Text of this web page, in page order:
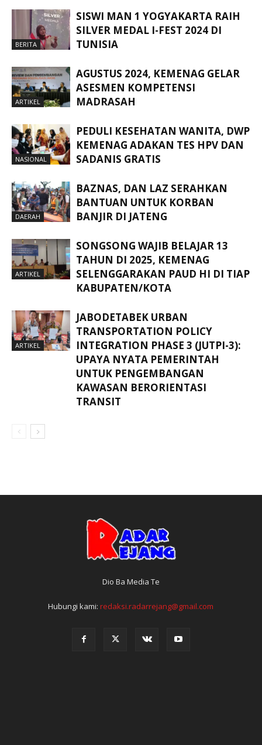
BERITA
SISWI MAN 1 YOGYAKARTA RAIH
SILVER MEDAL I-FEST 2024 DI
TUNISIA
ARTIKEL
AGUSTUS 2024, KEMENAG GELAR
ASESMEN KOMPETENSI
MADRASAH
NASIONAL
PEDULI KESEHATAN WANITA, DWP
KEMENAG ADAKAN TES HPV DAN
SADANIS GRATIS
DAERAH
BAZNAS, DAN LAZ SERAHKAN
BANTUAN UNTUK KORBAN
BANJIR DI JATENG
ARTIKEL
SONGSONG WAJIB BELAJAR 13
TAHUN DI 2025, KEMENAG
SELENGGARAKAN PAUD HI DI TIAP
KABUPATEN/KOTA
ARTIKEL
JABODETABEK URBAN
TRANSPORTATION POLICY
INTEGRATION PHASE 3 (JUTPI-3):
UPAYA NYATA PEMERINTAH
UNTUK PENGEMBANGAN
KAWASAN BERORIENTASI
TRANSIT
Dio Ba Media Te
Hubungi kami:redaksi.radarrejang@gmail.com